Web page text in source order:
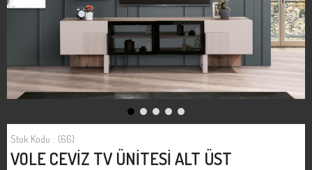
Stok Kodu (66)
VOLE CEVİZ TV ÜNİTESİ ALT ÜST